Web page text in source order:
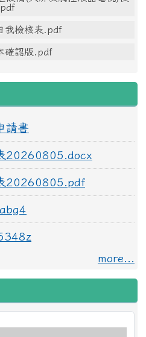
我檢核表.pdf
確認版.pdf
請書
20260805.docx
20260805.pdf
more...